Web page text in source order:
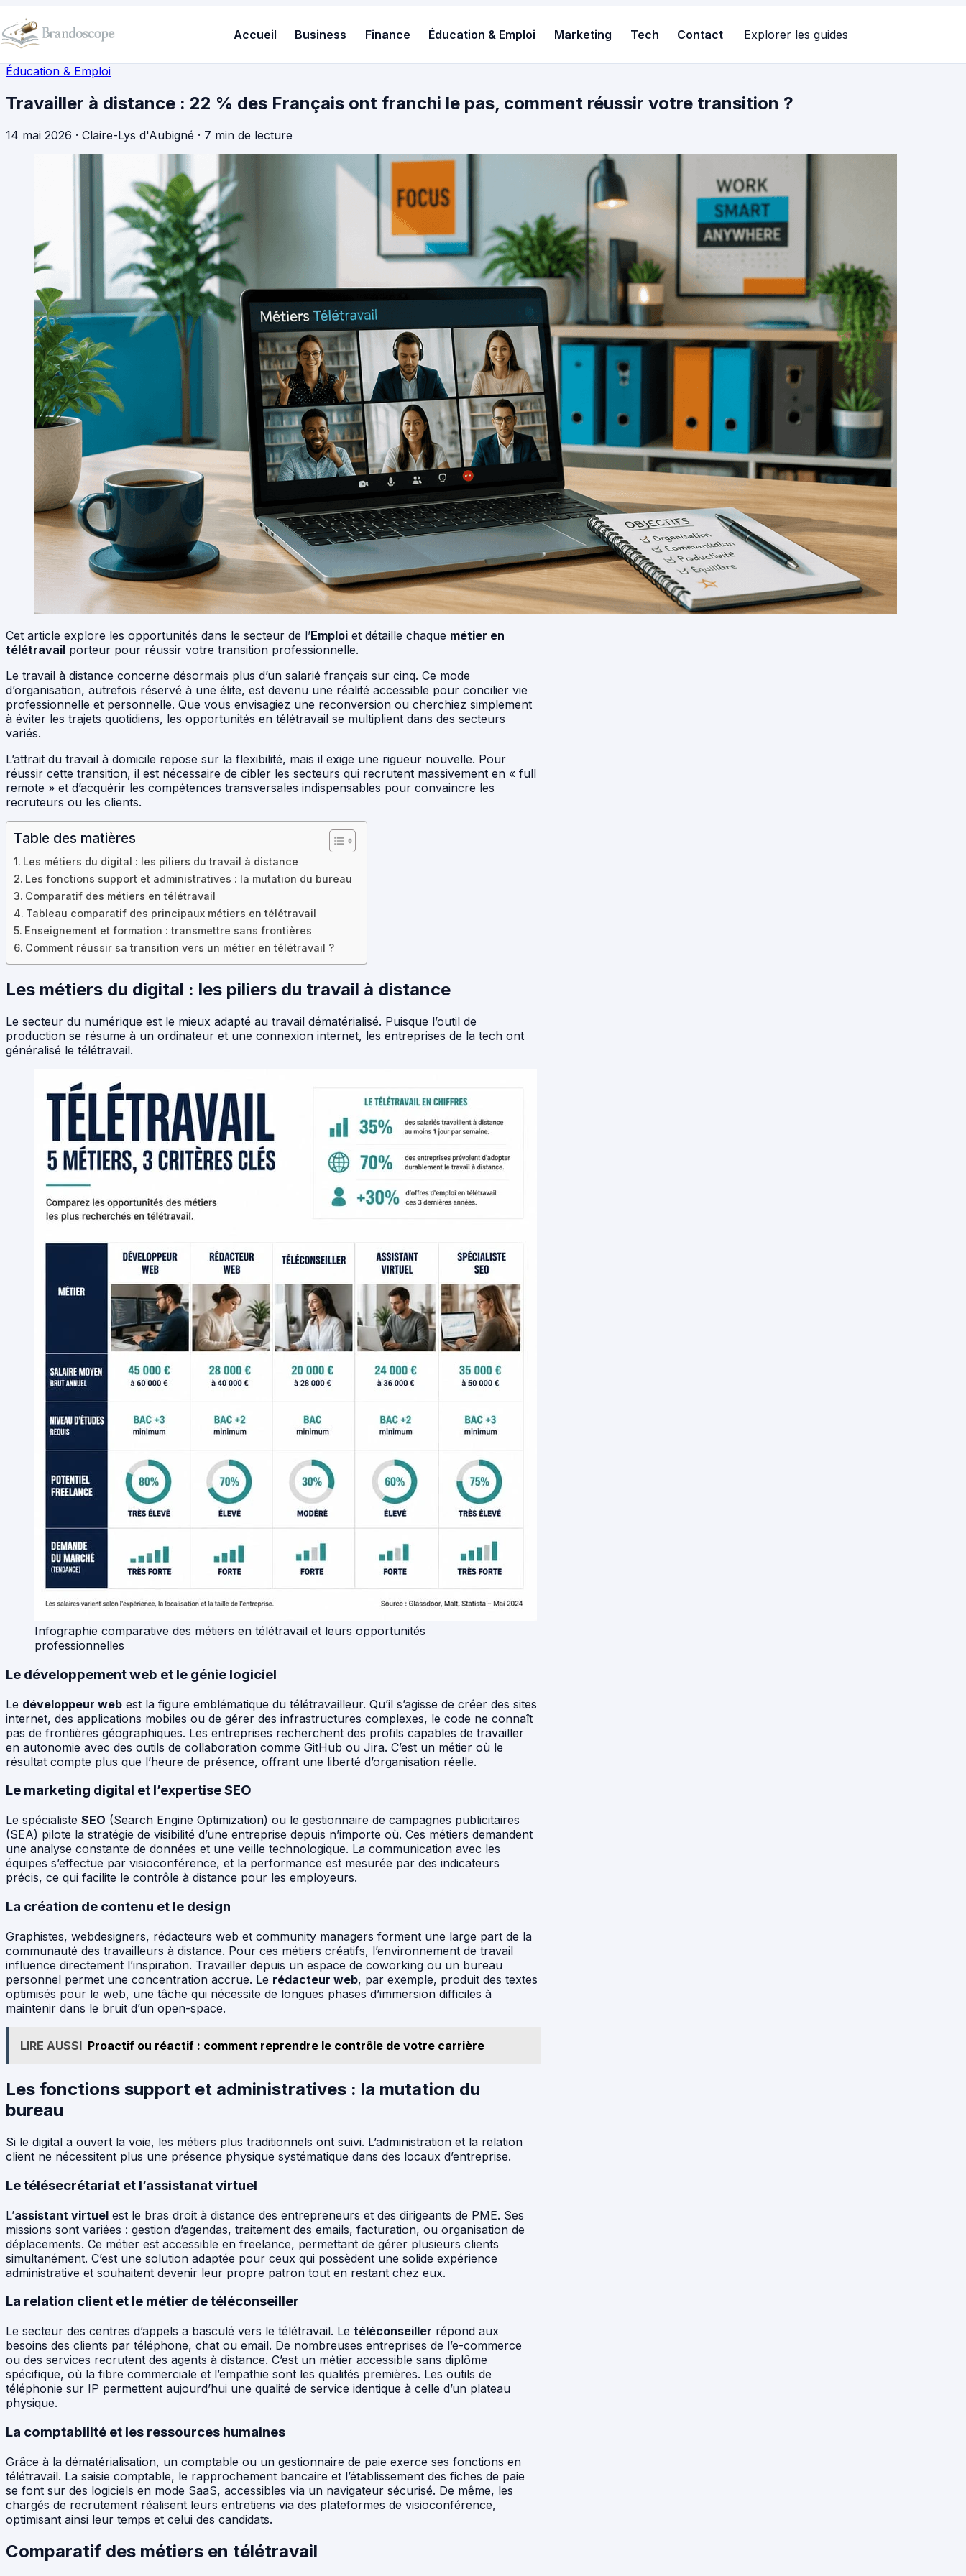
Accueil Business Finance Éducation & Emploi Marketing Tech Contact Explorer les guides
Éducation & Emploi
Travailler à distance : 22 % des Français ont franchi le pas, comment réussir votre transition ?
14 mai 2026 · Claire-Lys d'Aubigné · 7 min de lecture
Cet article explore les opportunités dans le secteur de l’Emploi et détaille chaque métier en
télétravail porteur pour réussir votre transition professionnelle.
Le travail à distance concerne désormais plus d’un salarié français sur cinq. Ce mode
d’organisation, autrefois réservé à une élite, est devenu une réalité accessible pour concilier vie
professionnelle et personnelle. Que vous envisagiez une reconversion ou cherchiez simplement
à éviter les trajets quotidiens, les opportunités en télétravail se multiplient dans des secteurs
variés.
L’attrait du travail à domicile repose sur la flexibilité, mais il exige une rigueur nouvelle. Pour
réussir cette transition, il est nécessaire de cibler les secteurs qui recrutent massivement en « full
remote » et d’acquérir les compétences transversales indispensables pour convaincre les
recruteurs ou les clients.
Table des matières
Les métiers du digital : les piliers du travail à distance
Les fonctions support et administratives : la mutation du bureau
Comparatif des métiers en télétravail
Tableau comparatif des principaux métiers en télétravail
Enseignement et formation : transmettre sans frontières
Comment réussir sa transition vers un métier en télétravail ?
Les métiers du digital : les piliers du travail à distance
Le secteur du numérique est le mieux adapté au travail dématérialisé. Puisque l’outil de
production se résume à un ordinateur et une connexion internet, les entreprises de la tech ont
généralisé le télétravail.
Infographie comparative des métiers en télétravail et leurs opportunités
professionnelles
Le développement web et le génie logiciel
Le développeur web est la figure emblématique du télétravailleur. Qu’il s’agisse de créer des sites
internet, des applications mobiles ou de gérer des infrastructures complexes, le code ne connaît
pas de frontières géographiques. Les entreprises recherchent des profils capables de travailler
en autonomie avec des outils de collaboration comme GitHub ou Jira. C’est un métier où le
résultat compte plus que l’heure de présence, offrant une liberté d’organisation réelle.
Le marketing digital et l’expertise SEO
Le spécialiste SEO (Search Engine Optimization) ou le gestionnaire de campagnes publicitaires
(SEA) pilote la stratégie de visibilité d’une entreprise depuis n’importe où. Ces métiers demandent
une analyse constante de données et une veille technologique. La communication avec les
équipes s’effectue par visioconférence, et la performance est mesurée par des indicateurs
précis, ce qui facilite le contrôle à distance pour les employeurs.
La création de contenu et le design
Graphistes, webdesigners, rédacteurs web et community managers forment une large part de la
communauté des travailleurs à distance. Pour ces métiers créatifs, l’environnement de travail
influence directement l’inspiration. Travailler depuis un espace de coworking ou un bureau
personnel permet une concentration accrue. Le rédacteur web, par exemple, produit des textes
optimisés pour le web, une tâche qui nécessite de longues phases d’immersion difficiles à
maintenir dans le bruit d’un open-space.
LIRE AUSSI Proactif ou réactif : comment reprendre le contrôle de votre carrière
Les fonctions support et administratives : la mutation du
bureau
Si le digital a ouvert la voie, les métiers plus traditionnels ont suivi. L’administration et la relation
client ne nécessitent plus une présence physique systématique dans des locaux d’entreprise.
Le télésecrétariat et l’assistanat virtuel
L’assistant virtuel est le bras droit à distance des entrepreneurs et des dirigeants de PME. Ses
missions sont variées : gestion d’agendas, traitement des emails, facturation, ou organisation de
déplacements. Ce métier est accessible en freelance, permettant de gérer plusieurs clients
simultanément. C’est une solution adaptée pour ceux qui possèdent une solide expérience
administrative et souhaitent devenir leur propre patron tout en restant chez eux.
La relation client et le métier de téléconseiller
Le secteur des centres d’appels a basculé vers le télétravail. Le téléconseiller répond aux
besoins des clients par téléphone, chat ou email. De nombreuses entreprises de l’e-commerce
ou des services recrutent des agents à distance. C’est un métier accessible sans diplôme
spécifique, où la fibre commerciale et l’empathie sont les qualités premières. Les outils de
téléphonie sur IP permettent aujourd’hui une qualité de service identique à celle d’un plateau
physique.
La comptabilité et les ressources humaines
Grâce à la dématérialisation, un comptable ou un gestionnaire de paie exerce ses fonctions en
télétravail. La saisie comptable, le rapprochement bancaire et l’établissement des fiches de paie
se font sur des logiciels en mode SaaS, accessibles via un navigateur sécurisé. De même, les
chargés de recrutement réalisent leurs entretiens via des plateformes de visioconférence,
optimisant ainsi leur temps et celui des candidats.
Comparatif des métiers en télétravail